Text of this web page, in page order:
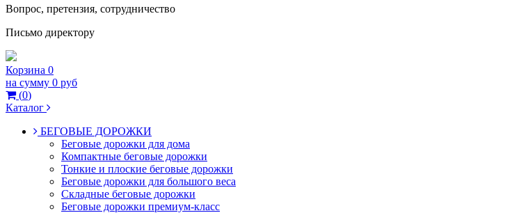
Вопрос, претензия, сотрудничество
Письмо директору
Корзина 0
на сумму 0 руб
(0)
Каталог
БЕГОВЫЕ ДОРОЖКИ
Беговые дорожки для дома
Компактные беговые дорожки
Тонкие и плоские беговые дорожки
Беговые дорожки для большого веса
Складные беговые дорожки
Беговые дорожки премиум-класс